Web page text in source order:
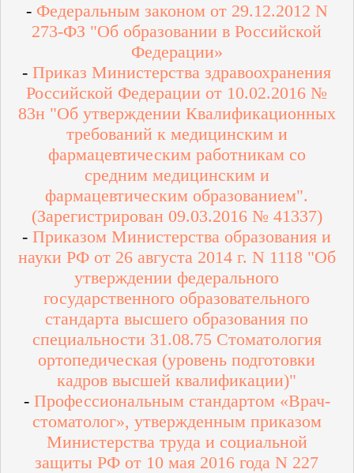
- Федеральным законом от 29.12.2012 N
273-ФЗ "Об образовании в Российской
Федерации»
- Приказ Министерства здравоохранения
Российской Федерации от 10.02.2016 №
83н "Об утверждении Квалификационных
требований к медицинским и
фармацевтическим работникам со
средним медицинским и
фармацевтическим образованием".
(Зарегистрирован 09.03.2016 № 41337)
- Приказом Министерства образования и
науки РФ от 26 августа 2014 г. N 1118 "Об
утверждении федерального
государственного образовательного
стандарта высшего образования по
специальности 31.08.75 Стоматология
ортопедическая (уровень подготовки
кадров высшей квалификации)"
- Профессиональным стандартом «Врач-
стоматолог», утвержденным приказом
Министерства труда и социальной
защиты РФ от 10 мая 2016 года N 227